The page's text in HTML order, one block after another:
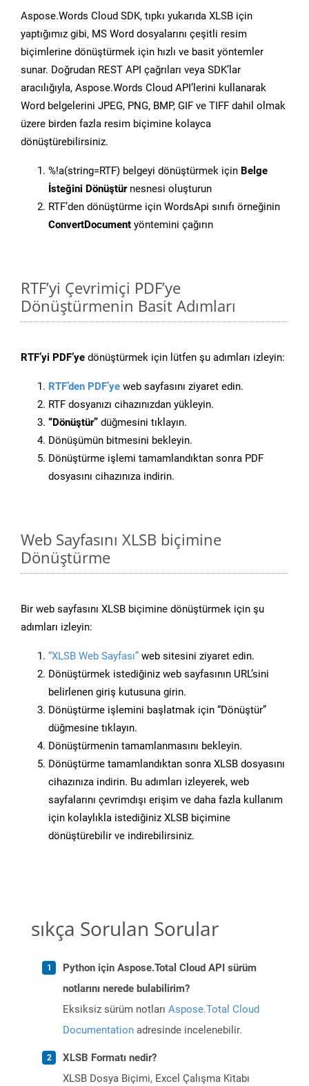
Aspose.Words Cloud SDK, tıpkı yukarıda XLSB için
yaptığımız gibi, MS Word dosyalarını çeşitli resim
biçimlerine dönüştürmek için hızlı ve basit yöntemler
sunar. Doğrudan REST API çağrıları veya SDK’lar
aracılığıyla, Aspose.Words Cloud API’lerini kullanarak
Word belgelerini JPEG, PNG, BMP, GIF ve TIFF dahil olmak
üzere birden fazla resim biçimine kolayca
dönüştürebilirsiniz.
%!a(string=RTF) belgeyi dönüştürmek için Belge
İsteğini Dönüştürnesnesi oluşturun
RTF’den dönüştürme için WordsApi sınıfı örneğinin
ConvertDocument yöntemini çağırın
RTF’yi Çevrimiçi PDF’ye
Dönüştürmenin Basit Adımları
RTF’yi PDF’ye dönüştürmek için lütfen şu adımları izleyin:
RTF’den PDF’ye web sayfasını ziyaret edin.
RTF dosyanızı cihazınızdan yükleyin.
“Dönüştür” düğmesini tıklayın.
Dönüşümün bitmesini bekleyin.
Dönüştürme işlemi tamamlandıktan sonra PDF
dosyasını cihazınıza indirin.
Web Sayfasını XLSB biçimine
Dönüştürme
Bir web sayfasını XLSB biçimine dönüştürmek için şu
adımları izleyin:
“XLSB Web Sayfası” web sitesini ziyaret edin.
Dönüştürmek istediğiniz web sayfasının URL’sini
belirlenen giriş kutusuna girin.
Dönüştürme işlemini başlatmak için “Dönüştür”
düğmesine tıklayın.
Dönüştürmenin tamamlanmasını bekleyin.
Dönüştürme tamamlandıktan sonra XLSB dosyasını
cihazınıza indirin. Bu adımları izleyerek, web
sayfalarını çevrimdışı erişim ve daha fazla kullanım
için kolaylıkla istediğiniz XLSB biçimine
dönüştürebilir ve indirebilirsiniz.
sıkça Sorulan Sorular
Python için Aspose.Total Cloud API sürüm
notlarını nerede bulabilirim?
Eksiksiz sürüm notları Aspose.Total Cloud
Documentation adresinde incelenebilir.
XLSB Formatı nedir?
XLSB Dosya Biçimi, Excel Çalışma Kitabı